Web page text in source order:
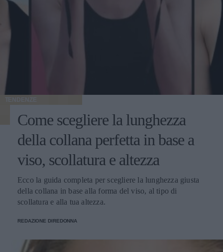
TENDENZE
Come scegliere la lunghezza
della collana perfetta in base a
viso, scollatura e altezza
Ecco la guida completa per scegliere la lunghezza giusta
della collana in base alla forma del viso, al tipo di
scollatura e alla tua altezza.
REDAZIONE DIREDONNA